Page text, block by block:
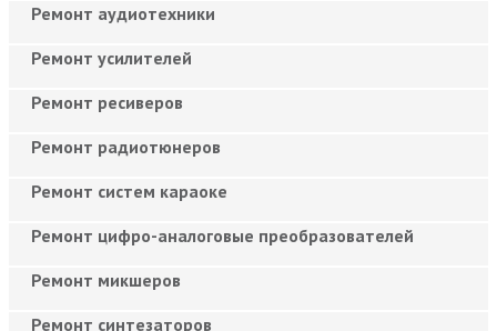
Ремонт аудиотехники
Ремонт усилителей
Ремонт ресиверов
Ремонт радиотюнеров
Ремонт систем караоке
Ремонт цифро-аналоговые преобразователей
Ремонт микшеров
Ремонт синтезаторов